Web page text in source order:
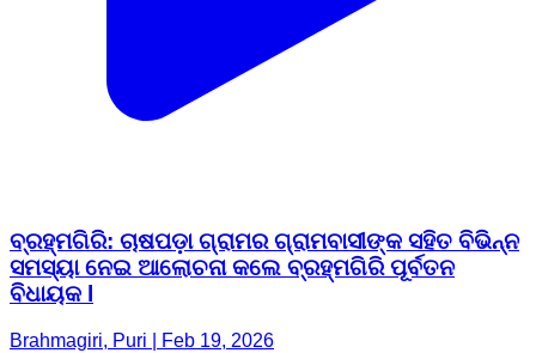
ବ୍ରହ୍ମଗିରି: ଚାଷପଡ଼ା ଗ୍ରାମର ଗ୍ରାମବାସୀଙ୍କ ସହିତ ବିଭିନ୍ନ
ସମସ୍ୟା ନେଇ ଆଲୋଚନା କଲେ ବ୍ରହ୍ମଗିରି ପୂର୍ବତନ
ବିଧାୟକ l
Brahmagiri, Puri | Feb 19, 2026